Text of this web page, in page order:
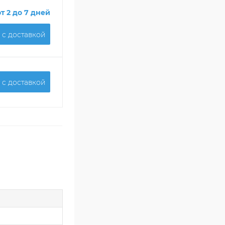
2 до 7 дней
доставкой
доставкой